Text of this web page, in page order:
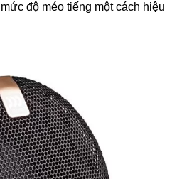
độ méo tiếng một cách hiệu